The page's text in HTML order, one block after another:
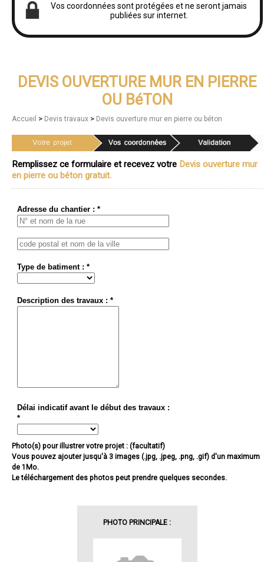
Vos coordonnées sont protégées et ne seront jamais
publiées sur internet.
DEVIS OUVERTURE MUR EN PIERRE
OU BéTON
Accueil > Devis travaux > Devis ouverture mur en pierre ou béton
Remplissez ce formulaire et recevez votre Devis ouverture mur
en pierre ou béton gratuit.
Adresse du chantier : *
Type de batiment : *
Description des travaux : *
Délai indicatif avant le début des travaux :
*
Photo(s) pour illustrer votre projet : (facultatif)
Vous pouvez ajouter jusqu'à 3 images (.jpg, .jpeg, .png, .gif) d'un maximum
de 1Mo.
Le téléchargement des photos peut prendre quelques secondes.
PHOTO PRINCIPALE :